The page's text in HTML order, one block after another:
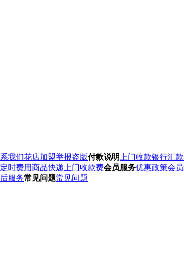
我们花店加盟举报盗版付款说明 上门收款银行汇款
定时费用商品快递 上门收款费会员服务优惠政策会
服务常见问题常见问题